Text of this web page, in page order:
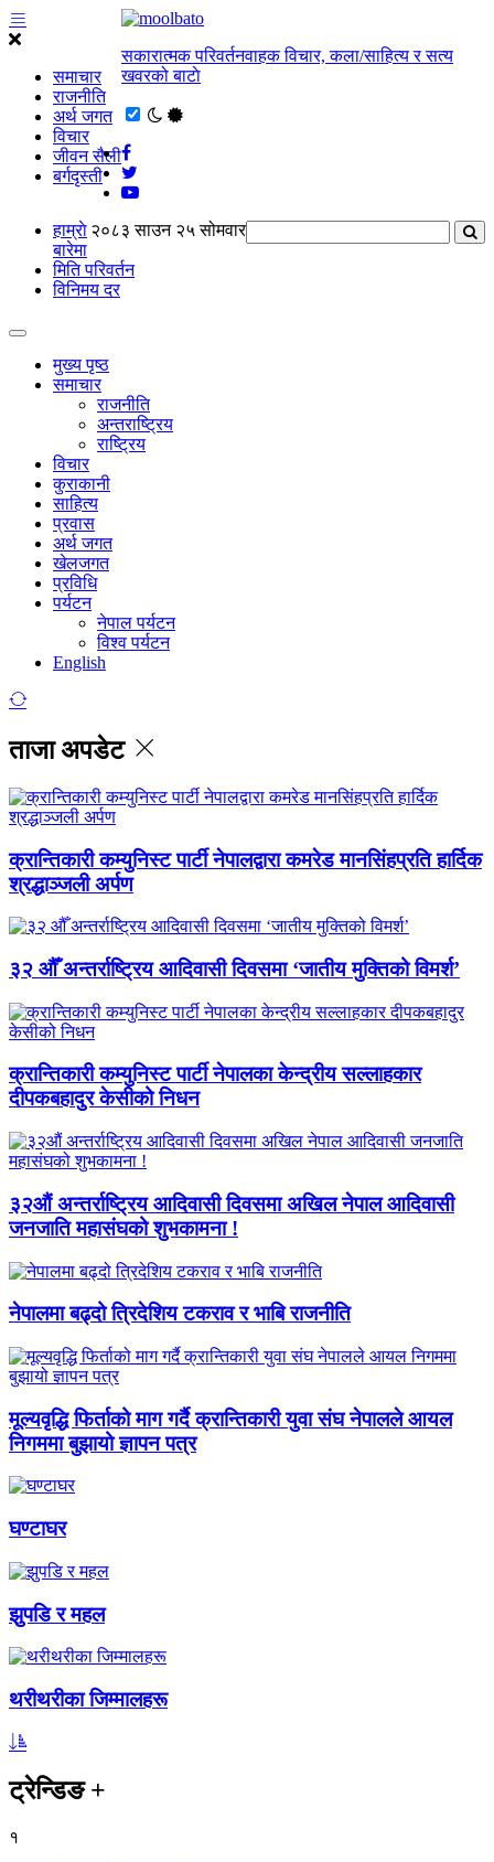
समाचार
राजनीति
अर्थ जगत
विचार
जीवन सैली
बर्गदृस्ती
सकारात्मक परिवर्तनवाहक विचार, कला/साहित्य र सत्य
खवरको बाटाे
२०८३ साउन २५ सोमवार
हाम्राे
बारेमा
मिति परिवर्तन
विनिमय दर
मुख्य पृष्ठ
समाचार
राजनीति
अन्तराष्ट्रिय
राष्ट्रिय
विचार
कुराकानी
साहित्य
प्रवास
अर्थ जगत
खेलजगत
प्रविधि
पर्यटन
नेपाल पर्यटन
विश्व पर्यटन
English
ताजा अपडेट
क्रान्तिकारी कम्युनिस्ट पार्टी नेपालद्वारा कमरेड मानसिंहप्रति हार्दिक
श्रद्धाञ्जली अर्पण
३२ औँ अन्तर्राष्ट्रिय आदिवासी दिवसमा ‘जातीय मुक्तिको विमर्श’
क्रान्तिकारी कम्युनिस्ट पार्टी नेपालका केन्द्रीय सल्लाहकार
दीपकबहादुर केसीको निधन
३२औं अन्तर्राष्ट्रिय आदिवासी दिवसमा अखिल नेपाल आदिवासी
जनजाति महासंघको शुभकामना !
नेपालमा बढ्दो त्रिदेशिय टकराव र भाबि राजनीति
मूल्यवृद्धि फिर्ताको माग गर्दै क्रान्तिकारी युवा संघ नेपालले आयल
निगममा बुझायो ज्ञापन पत्र
घण्टाघर
झुपडि र महल
थरीथरीका जिम्मालहरू
ट्रेन्डिङ+
१